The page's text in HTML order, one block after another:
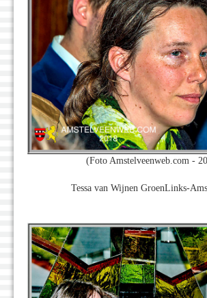
(Foto Amstelveenweb.com -
Tessa van Wijnen GroenLinks-